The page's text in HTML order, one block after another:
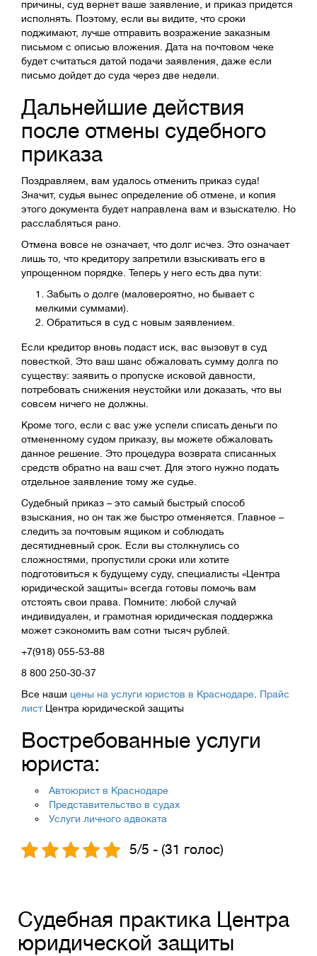
причины, суд вернет ваше заявление, и приказ придется
исполнять. Поэтому, если вы видите, что сроки
поджимают, лучше отправить возражение заказным
письмом с описью вложения. Дата на почтовом чеке
будет считаться датой подачи заявления, даже если
письмо дойдет до суда через две недели.
Дальнейшие действия
после отмены судебного
приказа
Поздравляем, вам удалось отменить приказ суда!
Значит, судья вынес определение об отмене, и копия
этого документа будет направлена вам и взыскателю. Но
расслабляться рано.
Отмена вовсе не означает, что долг исчез. Это означает
лишь то, что кредитору запретили взыскивать его в
упрощенном порядке. Теперь у него есть два пути:
Забыть о долге (маловероятно, но бывает с
мелкими суммами).
Обратиться в суд с новым заявлением.
Если кредитор вновь подаст иск, вас вызовут в суд
повесткой. Это ваш шанс обжаловать сумму долга по
существу: заявить о пропуске исковой давности,
потребовать снижения неустойки или доказать, что вы
совсем ничего не должны.
Кроме того, если с вас уже успели списать деньги по
отмененному судом приказу, вы можете обжаловать
данное решение. Это процедура возврата списанных
средств обратно на ваш счет. Для этого нужно подать
отдельное заявление тому же судье.
Судебный приказ – это самый быстрый способ
взыскания, но он так же быстро отменяется. Главное –
следить за почтовым ящиком и соблюдать
десятидневный срок. Если вы столкнулись со
сложностями, пропустили сроки или хотите
подготовиться к будущему суду, специалисты «Центра
юридической защиты» всегда готовы помочь вам
отстоять свои права. Помните: любой случай
индивидуален, и грамотная юридическая поддержка
может сэкономить вам сотни тысяч рублей.
+7(918) 055-53-88
8 800 250-30-37
Все наши цены на услуги юристов в Краснодаре Прайс
листЦентра юридической защиты
Востребованные услуги
юриста:
Автоюрист в Краснодаре
Представительство в судах
Услуги личного адвоката
5/5 - (31 голос)
Судебная практика Центра
юридической защиты